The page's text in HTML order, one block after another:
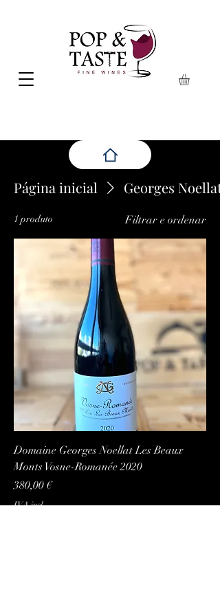
Página inicial Georges Noellat
1 produto Filtrar e ordenar
Domaine Georges Noellat Les Beaux
Monts Vosne-Romanée 2020
Preço
380,00 €
IVA incl.